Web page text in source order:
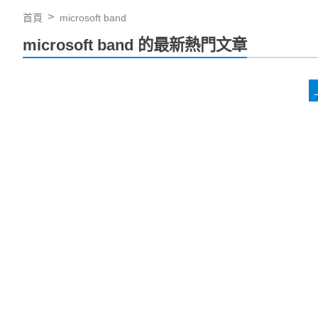
首頁 microsoft band
microsoft band 的最新熱門文章